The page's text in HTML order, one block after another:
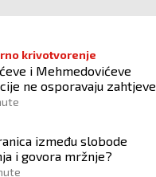
krivotvorenje
i Mehmedovićeve
ne osporavaju zahtjeve
između slobode
i govora mržnje?